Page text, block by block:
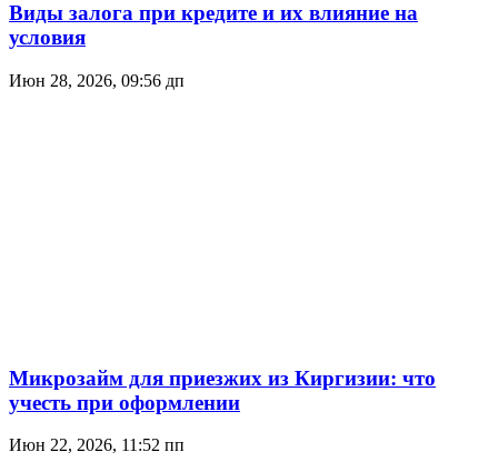
Виды залога при кредите и их влияние на
условия
Июн 28, 2026, 09:56 дп
Микрозайм для приезжих из Киргизии: что
учесть при оформлении
Июн 22, 2026, 11:52 пп